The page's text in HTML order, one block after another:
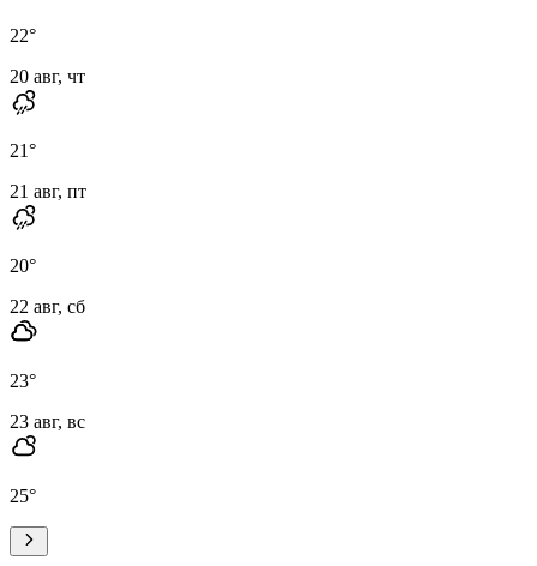
22°
20 авг, чт
21°
21 авг, пт
20°
22 авг, сб
23°
23 авг, вс
25°